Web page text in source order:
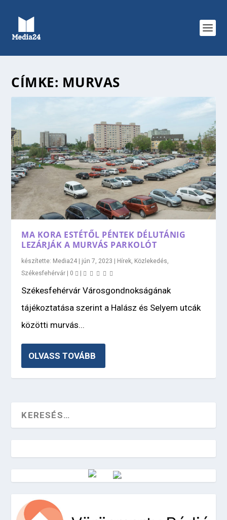
CÍMKE: MURVAS
MA KORA ESTÉTŐL PÉNTEK DÉLUTÁNIG
LEZÁRJÁK A MURVÁS PARKOLÓT
készítette: Media24 | jún 7, 2023 | Hírek Közlekedés
Székesfehérvár | 0 |
Székesfehérvár Városgondnokságának
tájékoztatása szerint a Halász és Selyem utcák
közötti murvás...
OLVASS TOVÁBB
Vörösmarty Rádió